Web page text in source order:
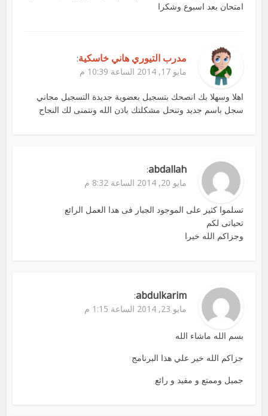
امتحان بعد اسبوع وشكرا
مدرب التيوري هاني خاسكية:
مايو 17, 2014 الساعة 10:39 م
اهلا وسهلا بك انصحك بتسجيل بعضوية جديدة التسجيل مجاني
سجل باسم جديد وتنحل مشكلتك باذن الله ونتمنى لك النجاح
abdallah
:
مايو 20, 2014 الساعة 8:32 م
تسلموا كثير على الموجود الجبار فى هدا العمل الرائع
تحياتى لكم
وجزاكم الله خيرا
abdulkarim
:
مايو 23, 2014 الساعة 1:15 م
بسم الله ماشاء الله
جزاكم الله خير علي هذا البرنامج
جميل وممتع و مفيد و رائع